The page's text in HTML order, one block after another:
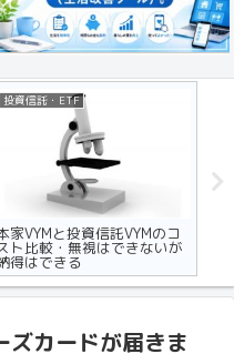
投資信託・ETF
家VYMと投資信託VYMのコ
ト比較・無視はできないが
得はできる
ズカードが届きま